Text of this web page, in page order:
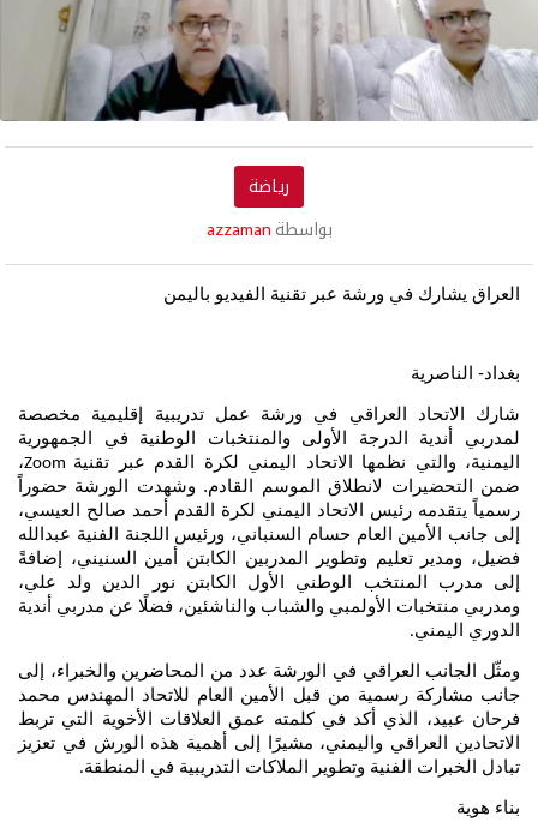
رياضة
بواسطة azzaman
العراق يشارك في ورشة عبر تقنية الفيديو باليمن
بغداد- الناصرية
شارك الاتحاد العراقي في ورشة عمل تدريبية إقليمية مخصصة
لمدربي أندية الدرجة الأولى والمنتخبات الوطنية في الجمهورية
اليمنية، والتي نظمها الاتحاد اليمني لكرة القدم عبر تقنية
،
ضمن التحضيرات لانطلاق الموسم القادم. وشهدت الورشة حضوراً
رسمياً يتقدمه رئيس الاتحاد اليمني لكرة القدم أحمد صالح العيسي،
إلى جانب الأمين العام حسام السنباني، ورئيس اللجنة الفنية عبدالله
فضيل، ومدير تعليم وتطوير المدربين الكابتن أمين السنيني، إضافةً
إلى مدرب المنتخب الوطني الأول الكابتن نور الدين ولد علي،
ومدربي منتخبات الأولمبي والشباب والناشئين، فضلًا عن مدربي أندية
الدوري اليمني.
ومثّل الجانب العراقي في الورشة عدد من المحاضرين والخبراء، إلى
جانب مشاركة رسمية من قبل الأمين العام للاتحاد المهندس محمد
فرحان عبيد، الذي أكد في كلمته عمق العلاقات الأخوية التي تربط
الاتحادين العراقي واليمني، مشيرًا إلى أهمية هذه الورش في تعزيز
تبادل الخبرات الفنية وتطوير الملاكات التدريبية في المنطقة.
بناء هوية